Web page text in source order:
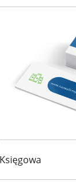
Księgowa